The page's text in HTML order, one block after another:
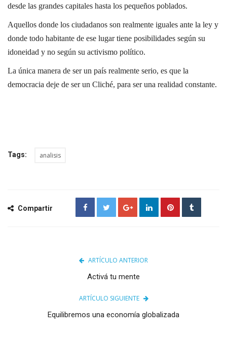
desde las grandes capitales hasta los pequeños poblados.
Aquellos donde los ciudadanos son realmente iguales ante la ley y
donde todo habitante de ese lugar tiene posibilidades según su
idoneidad y no según su activismo político.
La única manera de ser un país realmente serio, es que la
democracia deje de ser un Cliché, para ser una realidad constante.
Tags: analisis
Compartir
ARTÍCULO ANTERIOR
Activá tu mente
ARTÍCULO SIGUIENTE
Equilibremos una economía globalizada